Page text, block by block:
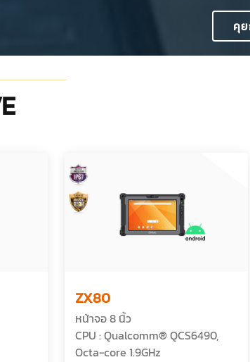
คุย
ZX80
หน้าจอ 8 นิ้ว
CPU : Qualcomm® QCS6490,
Octa-core 1.9GHz